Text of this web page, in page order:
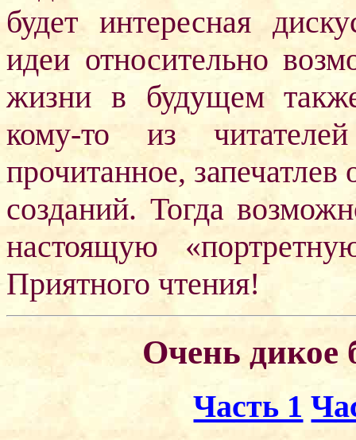
будет интересная
идеи относительно
жизни в будущем
кому-то из читателей
прочитанное,
созданий. Тогда
настоящую
Приятного чтения!
Очень дикое
Часть 1